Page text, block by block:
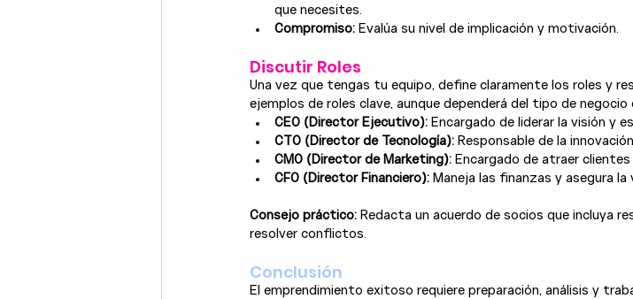
que necesites.
Compromiso: Evalúa su nivel de implicación y motivación.
Discutir Roles
Una vez que tengas tu equipo, define claramente los roles y
ejemplos de roles clave, aunque dependerá del tipo de negocio
CEO (Director Ejecutivo): Encargado de liderar la visión y
CTO (Director de Tecnología): Responsable de la
CMO (Director de Marketing): Encargado de atraer clientes
CFO (Director Financiero): Maneja las finanzas y asegura la
Consejo práctico: Redacta un acuerdo de socios que incluya
resolver conflictos.
Conclusión
El emprendimiento exitoso requiere preparación, análisis y